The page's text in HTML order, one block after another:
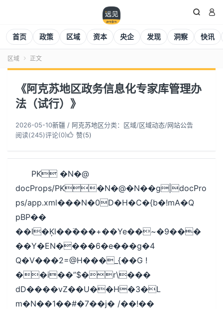
 
首页 政策 区域 资本 央企 发现 洞察 快讯
区域  正文
《阿克苏地区政务信息化专家库管理办
法（试行）》
2026-05-10新疆 / 阿克苏地区分类： 区域/区域动态/网站公告
阅读(245)评论(0) 赞(5)
PK �N�@
docProps/PK�N�@�N��g|docPro
ps/app.xml���N�0D�H�C�{b�!mA�Q
pBP��
��l�Ķl��߳���+��Ye��~�9���
��Y�EN����6�e���g�4
Q�V���2=@H���_{��G !
��i��”$�r\���
dD����vZ��U��H�3�L
m�N��1��#�7��j� /��!��